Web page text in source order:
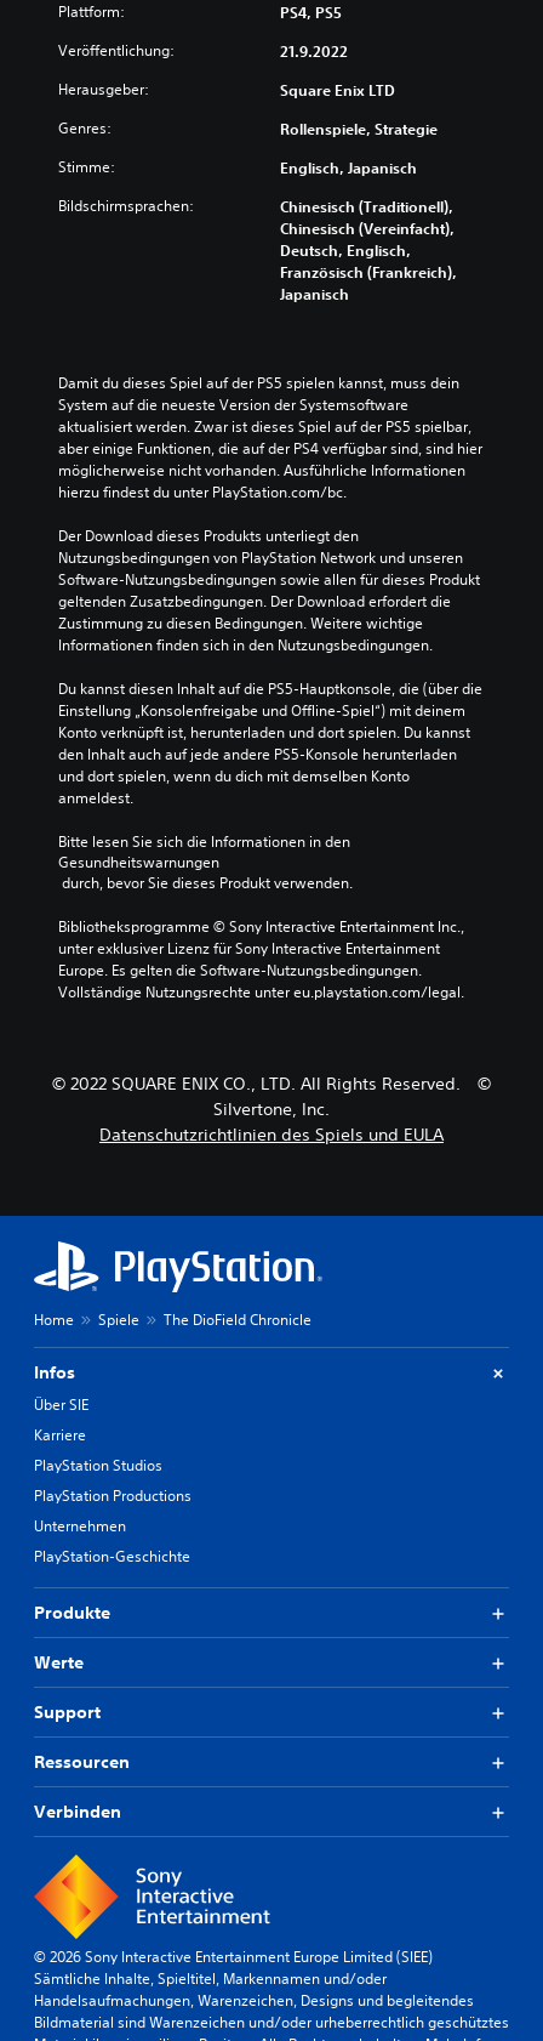
Plattform: PS4, PS5
Veröffentlichung: 21.9.2022
Herausgeber: Square Enix LTD
Genres: Rollenspiele, Strategie
Stimme: Englisch, Japanisch
Bildschirmsprachen:
Chinesisch (Traditionell),
Chinesisch (Vereinfacht),
Deutsch, Englisch,
Französisch (Frankreich),
Japanisch
Damit du dieses Spiel auf der PS5 spielen kannst, muss dein
System auf die neueste Version der Systemsoftware
aktualisiert werden. Zwar ist dieses Spiel auf der PS5 spielbar,
aber einige Funktionen, die auf der PS4 verfügbar sind, sind hier
möglicherweise nicht vorhanden. Ausführliche Informationen
hierzu findest du unter PlayStation.com/bc.
Der Download dieses Produkts unterliegt den
Nutzungsbedingungen von PlayStation Network und unseren
Software-Nutzungsbedingungen sowie allen für dieses Produkt
geltenden Zusatzbedingungen. Der Download erfordert die
Zustimmung zu diesen Bedingungen. Weitere wichtige
Informationen finden sich in den Nutzungsbedingungen.
Du kannst diesen Inhalt auf die PS5-Hauptkonsole, die (über die
Einstellung „Konsolenfreigabe und Offline-Spiel“) mit deinem
Konto verknüpft ist, herunterladen und dort spielen. Du kannst
den Inhalt auch auf jede andere PS5-Konsole herunterladen
und dort spielen, wenn du dich mit demselben Konto
anmeldest.
Bitte lesen Sie sich die Informationen in den
Gesundheitswarnungen
durch, bevor Sie dieses Produkt verwenden.
Bibliotheksprogramme © Sony Interactive Entertainment Inc.,
unter exklusiver Lizenz für Sony Interactive Entertainment
Europe. Es gelten die Software-Nutzungsbedingungen.
Vollständige Nutzungsrechte unter eu.playstation.com/legal.
© 2022 SQUARE ENIX CO., LTD. All Rights Reserved. ©
Silvertone, Inc.
Datenschutzrichtlinien des Spiels und EULA
Home Spiele The DioField Chronicle
Infos
Über SIE
Karriere
PlayStation Studios
PlayStation Productions
Unternehmen
PlayStation-Geschichte
Produkte
Werte
Support
Ressourcen
Verbinden
© 2026 Sony Interactive Entertainment Europe Limited (SIEE)
Sämtliche Inhalte, Spieltitel, Markennamen und/oder
Handelsaufmachungen, Warenzeichen, Designs und begleitendes
Bildmaterial sind Warenzeichen und/oder urheberrechtlich geschütztes